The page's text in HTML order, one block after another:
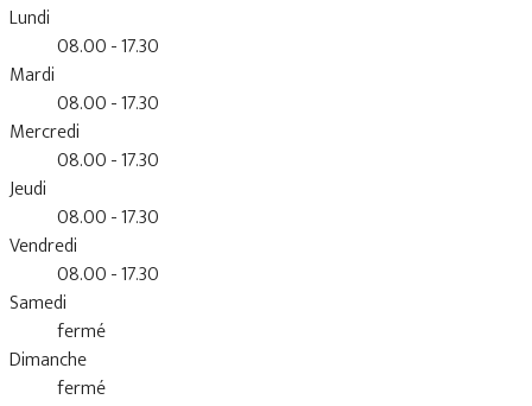
Lundi
08.00 - 17.30
Mardi
08.00 - 17.30
Mercredi
08.00 - 17.30
Jeudi
08.00 - 17.30
Vendredi
08.00 - 17.30
Samedi
fermé
Dimanche
fermé